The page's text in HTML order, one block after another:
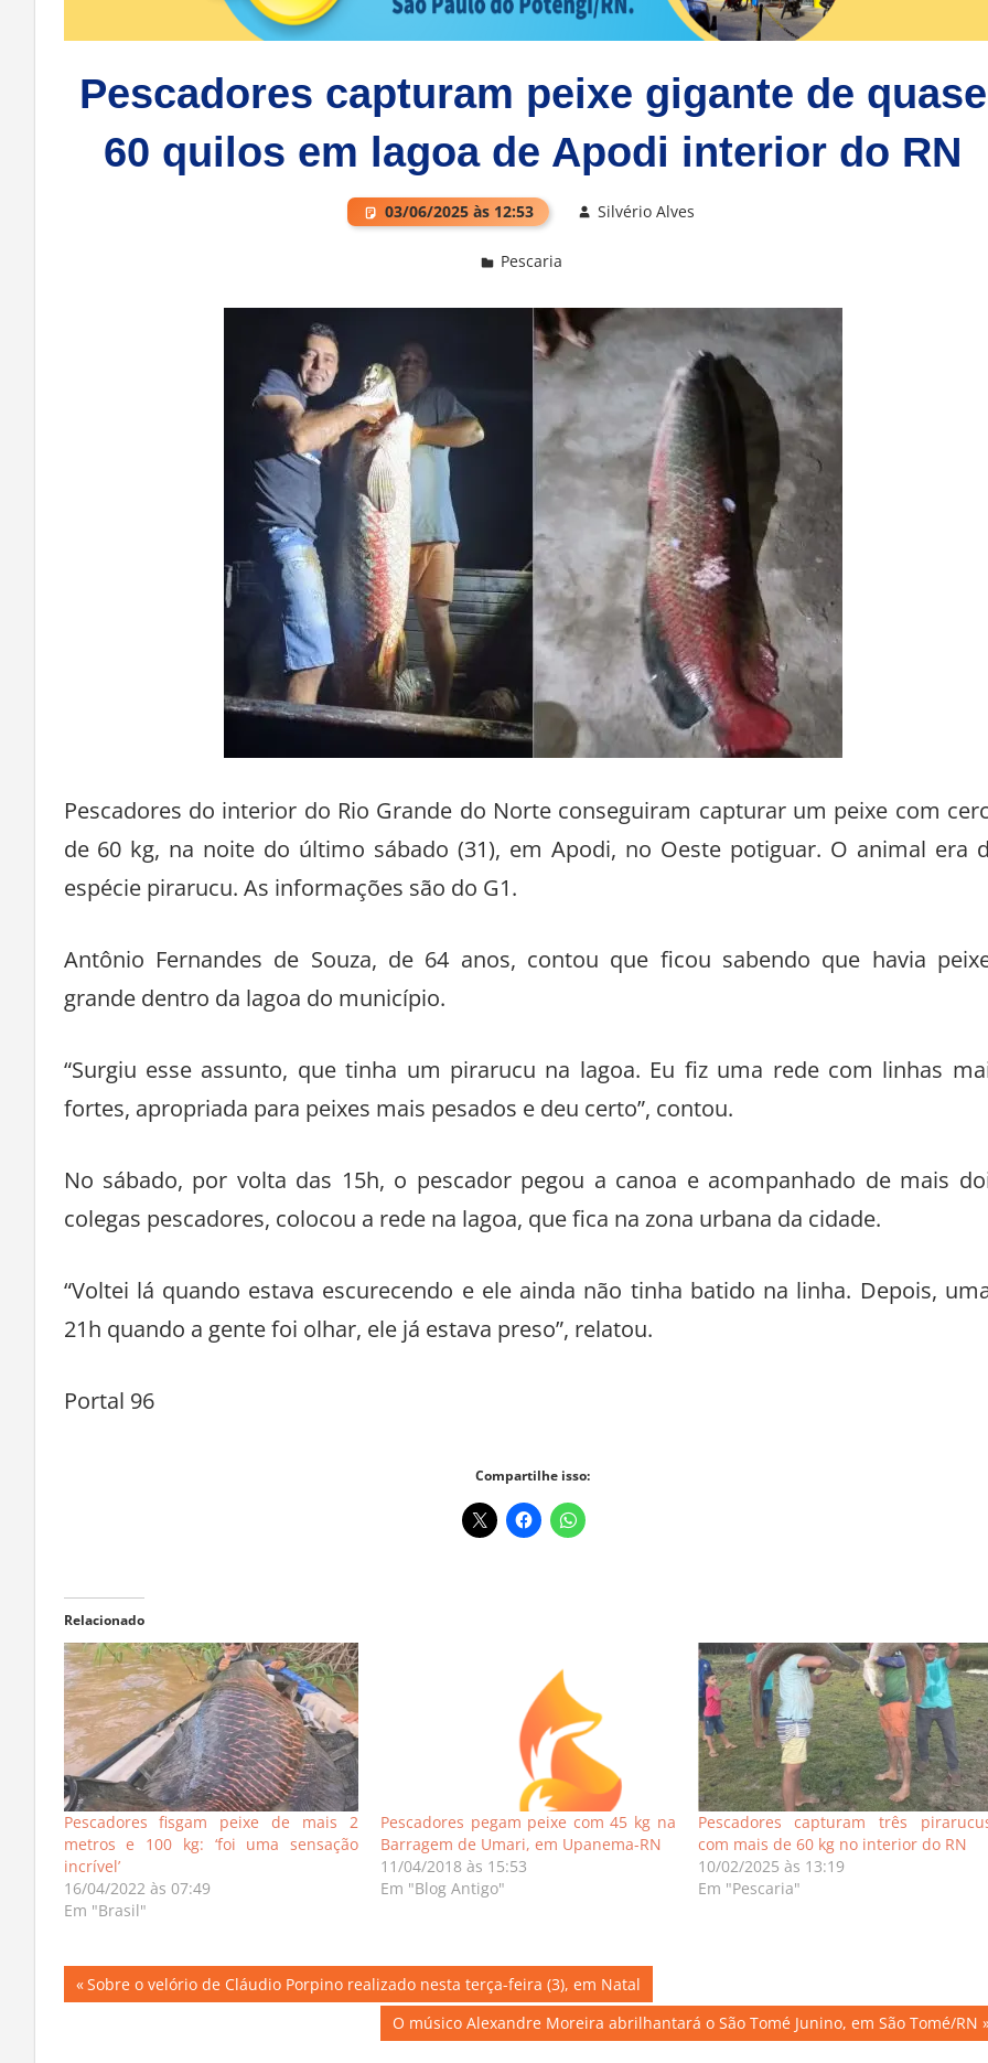
Pescadores capturam peixe gigante de quase
60 quilos em lagoa de Apodi interior do RN
03/06/2025 às 12:53 Silvério Alves
Pescaria
Pescadores do interior do Rio Grande do Norte conseguiram capturar um peixe com
de 60 kg, na noite do último sábado (31), em Apodi, no Oeste potiguar. O animal era
espécie pirarucu. As informações são do G1.
Antônio Fernandes de Souza, de 64 anos, contou que ficou sabendo que havia
grande dentro da lagoa do município.
“Surgiu esse assunto, que tinha um pirarucu na lagoa. Eu fiz uma rede com linhas
fortes, apropriada para peixes mais pesados e deu certo”, contou.
No sábado, por volta das 15h, o pescador pegou a canoa e acompanhado de mais
colegas pescadores, colocou a rede na lagoa, que fica na zona urbana da cidade.
“Voltei lá quando estava escurecendo e ele ainda não tinha batido na linha. Depois,
21h quando a gente foi olhar, ele já estava preso”, relatou.
Portal 96
Compartilhe isso:
Relacionado
Pescadores fisgam peixe de mais 2
metros e 100 kg: ‘foi uma sensação
incrível’
16/04/2022 às 07:49
Em "Brasil"
Pescadores pegam peixe com 45 kg na
Barragem de Umari, em Upanema-RN
11/04/2018 às 15:53
Em "Blog Antigo"
Pescadores capturam três
com mais de 60 kg no interior do RN
10/02/2025 às 13:19
Em "Pescaria"
Navegação
Previous
Post:
Sobre o velório de Cláudio Porpino realizado nesta terça-feira (3), em Natal
Next
Post:
O músico Alexandre Moreira abrilhantará o São Tomé Junino, em São Tomé/RN